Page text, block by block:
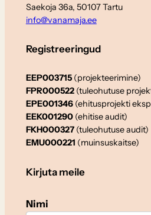
Saekoja 36a, 50107 Tartu
info@vanamaja.ee
Registreeringud
EEP003715 (projekteerimine)
FPR000522 (tuleohutuse
EPE001346 (ehitusprojekti
EEK001290(ehitise audit)
FKH000327 (tuleohutuse audit)
EMU000221 (muinsuskaitse)
Kirjuta meile
Nimi